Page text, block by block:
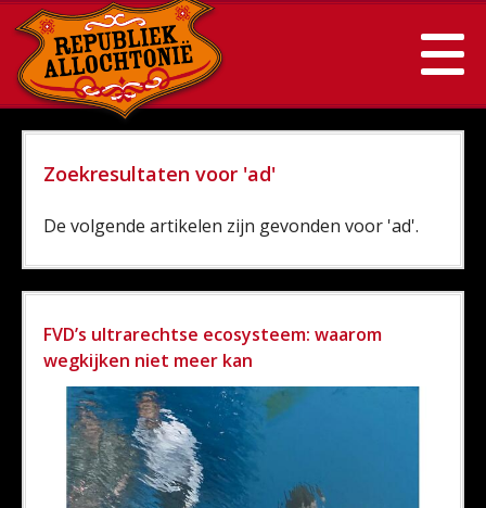
Zoekresultaten voor 'ad'
De volgende artikelen zijn gevonden voor 'ad'.
FVD’s ultrarechtse ecosysteem: waarom
wegkijken niet meer kan